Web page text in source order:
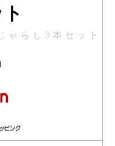
ゃらし3本セット